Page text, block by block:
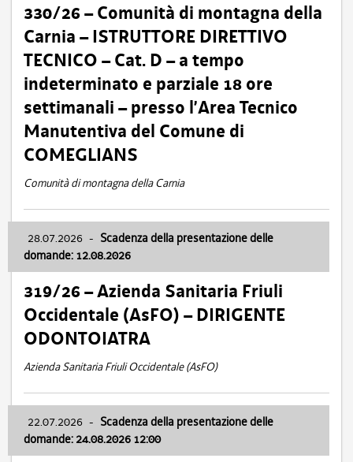
330/26 – Comunità di montagna della
Carnia – ISTRUTTORE DIRETTIVO
TECNICO – Cat. D – a tempo
indeterminato e parziale 18 ore
settimanali – presso l’Area Tecnico
Manutentiva del Comune di
COMEGLIANS
Comunità di montagna della Carnia
28.07.2026 - Scadenza della presentazione delle
domande: 12.08.2026
319/26 – Azienda Sanitaria Friuli
Occidentale (AsFO) – DIRIGENTE
ODONTOIATRA
Azienda Sanitaria Friuli Occidentale (AsFO)
22.07.2026 - Scadenza della presentazione delle
domande: 24.08.2026 12:00